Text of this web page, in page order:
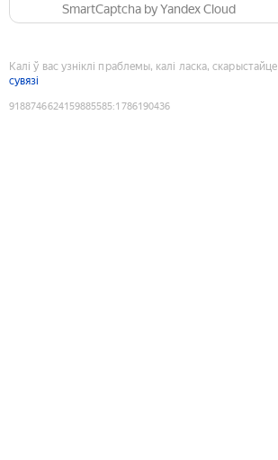
SmartCaptcha by Yandex Cloud
Калі ў вас узніклі праблемы, калі ласка, скарыстайце
сувязі
9188746624159885585:1786190436